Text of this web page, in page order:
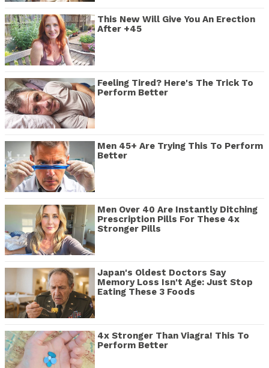
This New Will Give You An Erection
After +45
Feeling Tired? Here's The Trick To
Perform Better
Men 45+ Are Trying This To Perform
Better
Men Over 40 Are Instantly Ditching
Prescription Pills For These 4x
Stronger Pills
Japan's Oldest Doctors Say
Memory Loss Isn't Age: Just Stop
Eating These 3 Foods
4x Stronger Than Viagra! This To
Perform Better